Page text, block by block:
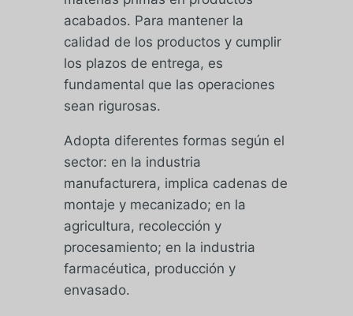
acabados. Para mantener la
calidad de los productos y cumplir
los plazos de entrega, es
fundamental que las operaciones
sean rigurosas.
Adopta diferentes formas según el
sector: en la industria
manufacturera, implica cadenas de
montaje y mecanizado; en la
agricultura, recolección y
procesamiento; en la industria
farmacéutica, producción y
envasado.